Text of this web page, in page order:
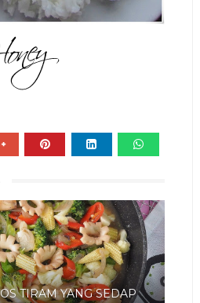
TIRAM YANG SEDAP